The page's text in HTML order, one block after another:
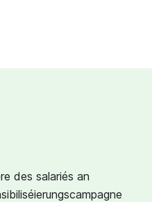
des salariés an